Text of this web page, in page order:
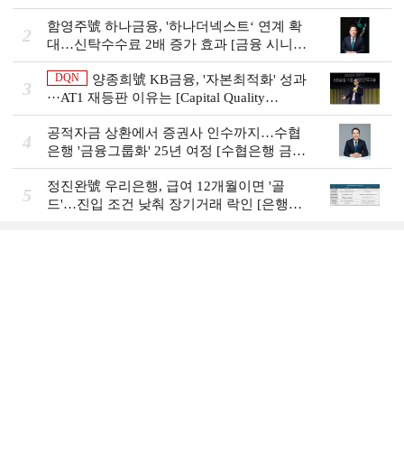
2
함영주號 하나금융, '하나더넥스트‘ 연계 확
대…신탁수수료 2배 증가 효과 [금융 시니어
비즈니스 돋보기]
3
DQN
양종희號 KB금융, '자본최적화' 성과
···AT1 재등판 이유는 [Capital Quality
Review]]
4
공적자금 상환에서 증권사 인수까지…수협
은행 '금융그룹화' 25년 여정 [수협은행 금융
그룹의 꿈①]
5
정진완號 우리은행, 급여 12개월이면 '골
드'…진입 조건 낮춰 장기거래 락인 [은행권